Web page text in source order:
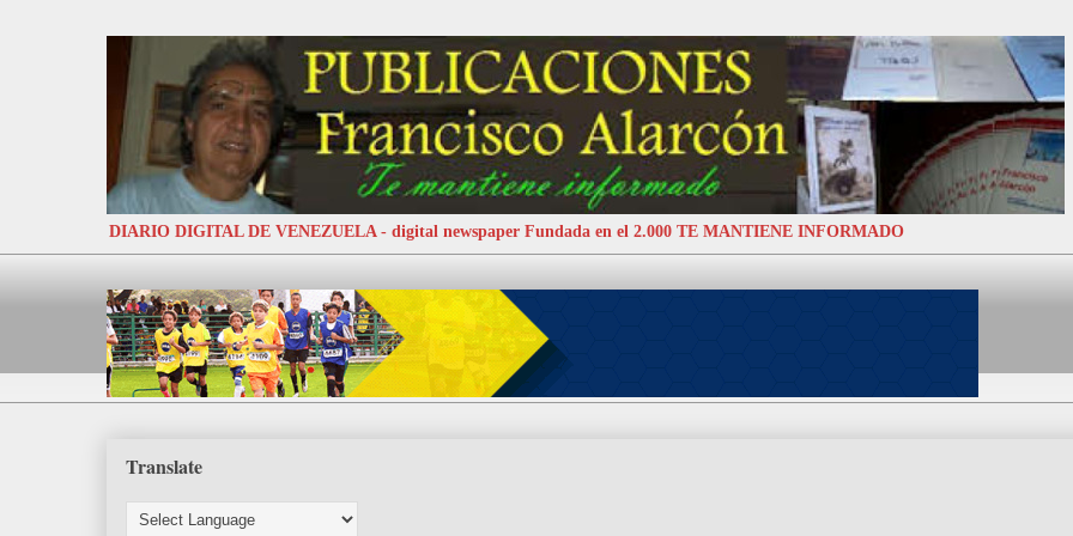
DIARIO DIGITAL DE VENEZUELA - digital newspaper Fundada en el 2.000 TE MANTIENE INFORMADO
Translate